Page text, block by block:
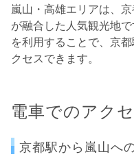
嵐山・高雄エリアは、
が融合した人気観光地
を利用することで、京
クセスできます。
電車でのアク
京都駅から嵐山へ